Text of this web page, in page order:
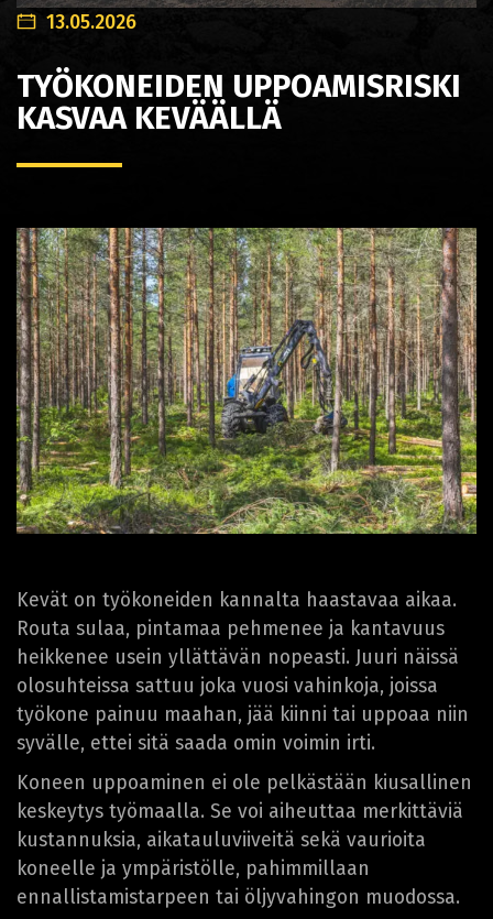
13.05.2026
TYÖKONEIDEN UPPOAMISRISKI
KASVAA KEVÄÄLLÄ
Kevät on työkoneiden kannalta haastavaa aikaa.
Routa sulaa, pintamaa pehmenee ja kantavuus
heikkenee usein yllättävän nopeasti. Juuri näissä
olosuhteissa sattuu joka vuosi vahinkoja, joissa
työkone painuu maahan, jää kiinni tai uppoaa niin
syvälle, ettei sitä saada omin voimin irti.
Koneen uppoaminen ei ole pelkästään kiusallinen
keskeytys työmaalla. Se voi aiheuttaa merkittäviä
kustannuksia, aikatauluviiveitä sekä vaurioita
koneelle ja ympäristölle, pahimmillaan
ennallistamistarpeen tai öljyvahingon muodossa.